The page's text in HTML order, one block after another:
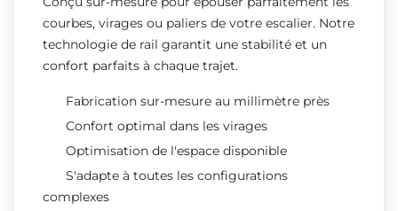
courbes, virages ou paliers de votre escalier. Notre
technologie de rail garantit une stabilité et un
confort parfaits à chaque trajet.
Fabrication sur-mesure au millimètre près
Confort optimal dans les virages
Optimisation de l'espace disponible
S'adapte à toutes les configurations
complexes